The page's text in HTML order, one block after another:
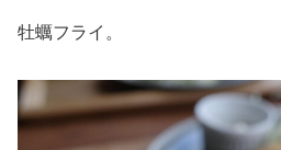
牡蠣フライ。